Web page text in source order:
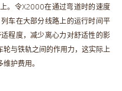
。令X2000在通过弯道时的速度
车在大部分线路上的运行时间平
程度，减少离心力对舒适性的影
与铁轨之间的作用力，这实际上
护费用。